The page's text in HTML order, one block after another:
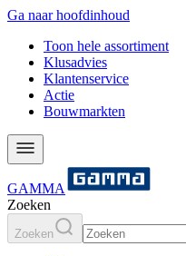
Ga naar hoofdinhoud
Toon hele assortiment
Klusadvies
Klantenservice
Actie
Bouwmarkten
GAMMA
Zoeken
Zoeken